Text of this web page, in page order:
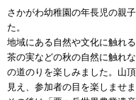
さかがわ幼稚園の年長児の親
た。
地域にある自然や文化に触れ
茶の実などの秋の自然に触れ
の道のりを楽しみました。山
見え、参加者の目を楽しませま